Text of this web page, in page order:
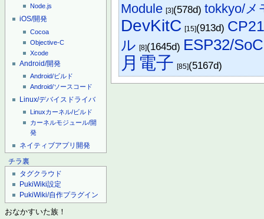
Node.js
iOS/開発
Cocoa
Objective-C
Xcode
Android/開発
Android/ビルド
Android/ソースコード
Linux/デバイスドライバ
Linuxカーネル/ビルド
カーネルモジュール/開
発
ネイティブアプリ開発
チラ裏
タグクラウド
PukiWiki設定
PukiWiki/自作プラグイン
おなかすいた族！
Module [3](578d)tokkyo/メ
DevKitC [15](913d)
ル [8](1645d) ESP32/SoC
月電子 [85](5167d)